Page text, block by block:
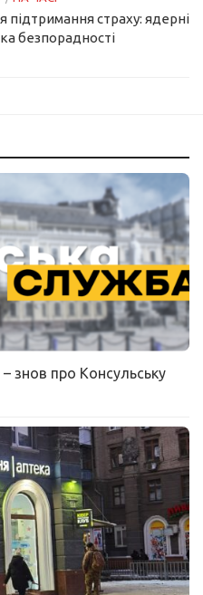
підтримання страху: ядерні
безпорадності
знов про Консульську